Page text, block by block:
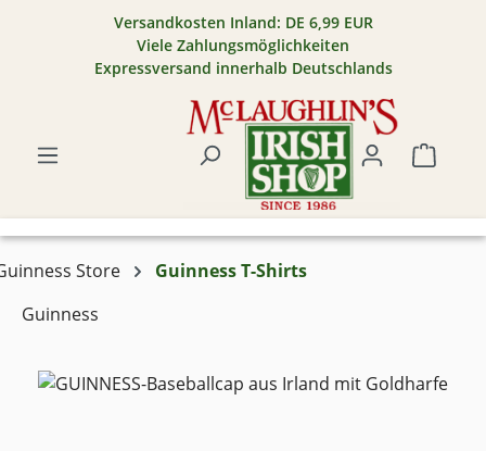
Zum Hauptinhalt springenVersandkosten Inland: DE 6,99 EUR
Viele Zahlungsmöglichkeiten
Expressversand innerhalb Deutschlands
Store
Guinness T-Shirts
Guinness
Bildergalerie überspringen